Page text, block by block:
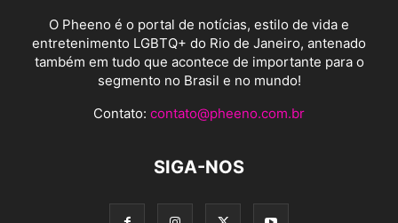
O Pheeno é o portal de notícias, estilo de vida e
entretenimento LGBTQ+ do Rio de Janeiro, antenado
também em tudo que acontece de importante para o
segmento no Brasil e no mundo!
Contato: contato@pheeno.com.br
SIGA-NOS